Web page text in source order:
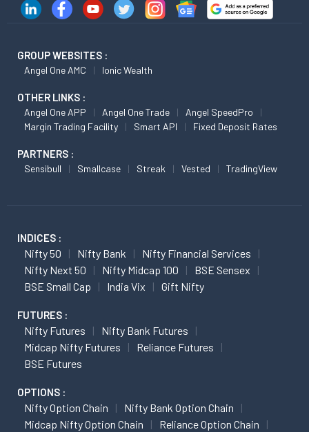
GROUP WEBSITES :
Angel One AMC Ionic Wealth
OTHER LINKS :
Angel One APP Angel One Trade
Angel SpeedPro
Margin Trading Facility
Smart API Fixed Deposit Rates
PARTNERS :
Sensibull Smallcase Streak Vested TradingView
INDICES :
Nifty 50 Nifty Bank
Nifty Financial Services
Nifty Next 50
Nifty Midcap 100
BSE Sensex
BSE Small Cap
India Vix Gift Nifty
FUTURES :
Nifty Futures
Nifty Bank Futures
Midcap Nifty Futures
Reliance Futures
BSE Futures
OPTIONS :
Nifty Option Chain
Nifty Bank Option Chain
Midcap Nifty Option Chain
Reliance Option Chain